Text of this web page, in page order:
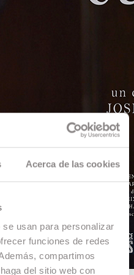
Acerca de las cookies
usan para personalizar
funciones de redes
compartimos
del sitio web con